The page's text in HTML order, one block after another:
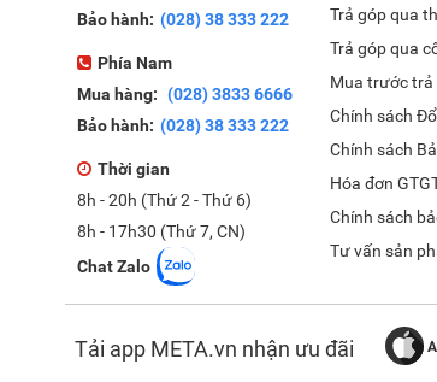
Bảo hành: (028) 38 333 222
Phía Nam
Mua hàng: (028) 3833 6666
Bảo hành: (028) 38 333 222
Thời gian
8h - 20h (Thứ 2 - Thứ 6)
8h - 17h30 (Thứ 7, CN)
Chat Zalo
Tải app META.vn nhận ưu đãi
Trả góp qua
Trả góp qua
Mua trước trả
Chính sách
Chính sách
Hóa đơn
Chính sách
Tư vấn sản